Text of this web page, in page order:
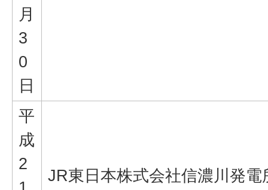
月
3
0
日
平
成
2
JR東日本株式会社信濃川発